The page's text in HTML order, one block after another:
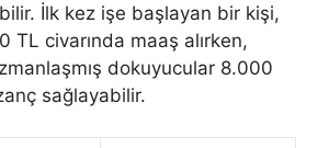
İlk kez işe başlayan bir kişi,
TL civarında maaş alırken,
dokuyucular 8.000
sağlayabilir.